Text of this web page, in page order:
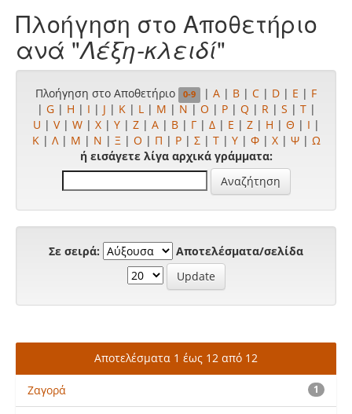
Πλοήγηση στο Αποθετήριο
ανά "Λέξη-κλειδί"
Πλοήγηση στο Αποθετήριο 0-9 |A | B |C | D | E | F
| G | H | I | J | K | L | M | N | O | P | Q | R | S | T |
U | V | W | X | Y | Z | Α | Β | Γ | Δ | Ε | Ζ | Η | Θ | Ι |
Κ | Λ | Μ | Ν | Ξ | Ο | Π | Ρ | Σ | Τ | Υ | Φ | Χ | Ψ | Ω
ή εισάγετε λίγα αρχικά γράμματα:
Σε σειρά: Αποτελέσματα/σελίδα
Αποτελέσματα 1 έως 12 από 12
Ζαγορά 1